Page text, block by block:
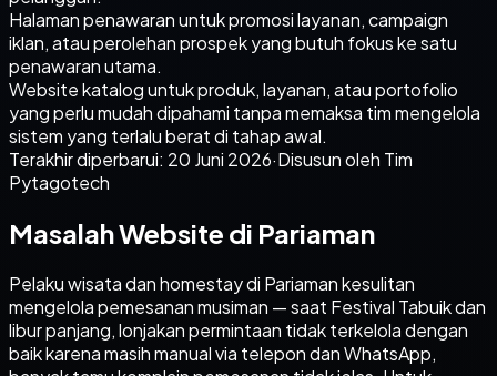
Halaman penawaran untuk promosi layanan, campaign
iklan, atau perolehan prospek yang butuh fokus ke satu
penawaran utama.
Website katalog untuk produk, layanan, atau portofolio
yang perlu mudah dipahami tanpa memaksa tim mengelola
sistem yang terlalu berat di tahap awal.
Terakhir diperbarui: 20 Juni 2026·Disusun oleh Tim
Pytagotech
Masalah Website di Pariaman
Pelaku wisata dan homestay di Pariaman kesulitan
mengelola pemesanan musiman — saat Festival Tabuik dan
libur panjang, lonjakan permintaan tidak terkelola dengan
baik karena masih manual via telepon dan WhatsApp,